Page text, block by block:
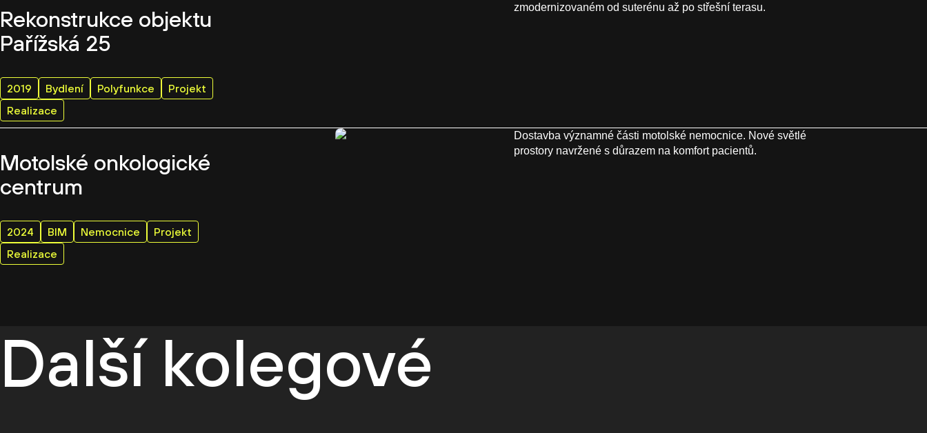
Rekonstrukce objektu
Pařížská 25
2019 Bydlení Polyfunkce
Projekt
Realizace
zmodernizovaném od suterénu až po střešní terasu.
Motolské onkologické
centrum
2024 BIM Nemocnice
Projekt
Realizace
Dostavba významné části motolské nemocnice. Nové světlé
prostory navržené s důrazem na komfort pacientů.
Další kolegové